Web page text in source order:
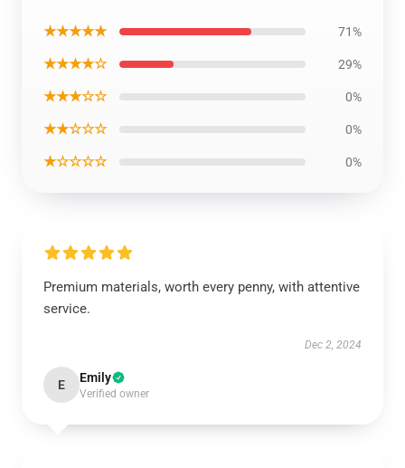
★★★★★ 71%
★★★★☆ 29%
★★★☆☆ 0%
★★☆☆☆ 0%
★☆☆☆☆ 0%
Premium materials, worth every penny, with attentive
service.
Dec 2, 2024
E Emily
Verified owner